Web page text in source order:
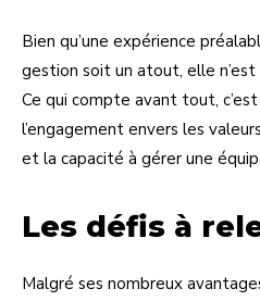
Bien qu’une expérience
gestion soit un atout, elle
Ce qui compte avant tout,
l’engagement envers les
et la capacité à gérer une
Les défis à
Malgré ses nombreux